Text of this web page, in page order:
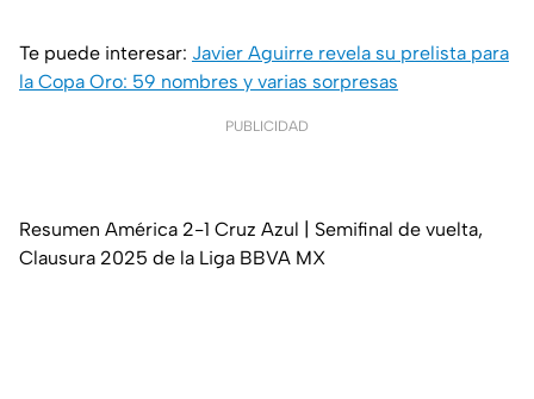
Te puede interesar: Javier Aguirre revela su prelista para
la Copa Oro: 59 nombres y varias sorpresas
PUBLICIDAD
Resumen América 2-1 Cruz Azul | Semifinal de vuelta,
Clausura 2025 de la Liga BBVA MX